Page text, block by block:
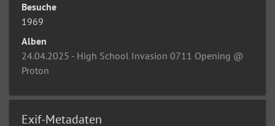
Besuche
1969
Alben
24.04.2025 - High School Invasion 0711 Opening @
Proton
Exif-Metadaten